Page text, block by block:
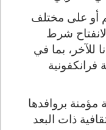
أو على مختلف
شرط
للآخر، بما في
فرانكفونية
مؤمنة بروافدها
ذات البعد